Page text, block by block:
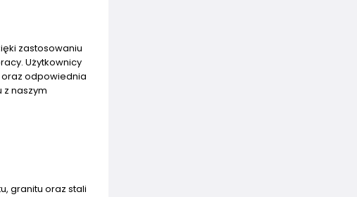
zastosowaniu
Użytkownicy
oraz odpowiednia
naszym
granitu oraz stali